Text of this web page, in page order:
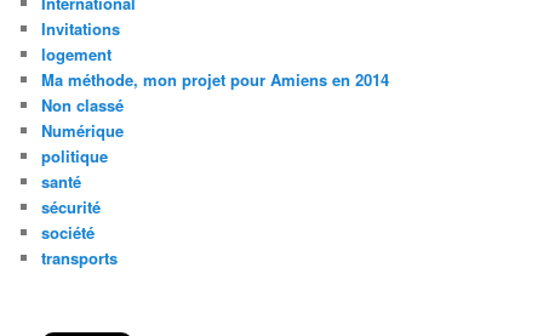
Invitations
logement
Ma méthode, mon projet pour Amiens en 2014
Non classé
Numérique
politique
santé
sécurité
société
transports